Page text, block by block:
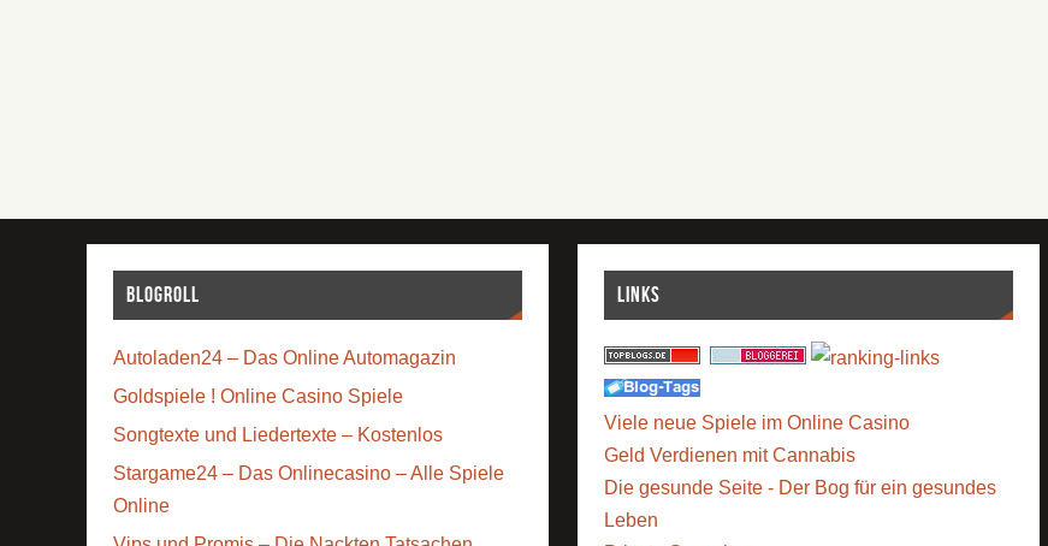
Blogroll
Autoladen24 – Das Online Automagazin
Goldspiele ! Online Casino Spiele
Songtexte und Liedertexte – Kostenlos
Stargame24 – Das Onlinecasino – Alle Spiele
Online
Links
Viele neue Spiele im Online Casino
Geld Verdienen mit Cannabis
Die gesunde Seite - Der Bog für ein gesundes
Leben